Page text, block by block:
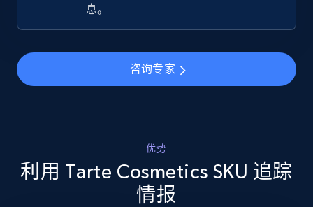
Amazon sellers info
Seller id, URL, Seller name, Description, Detailed
息。
咨询专家
优势
利用 Tarte Cosmetics SKU 追踪
情报